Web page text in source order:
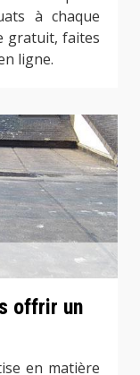
à chaque
gratuit, faites
ligne.
offrir un
en matière